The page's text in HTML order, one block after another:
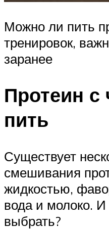
Можно ли пить
тренировок,
заранее
Протеин
пить
Существует
смешивания
жидкостью,
вода и молоко.
выбрать?